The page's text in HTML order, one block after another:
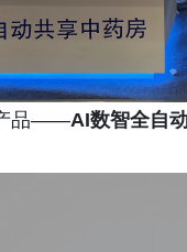
产品——AI数智全自